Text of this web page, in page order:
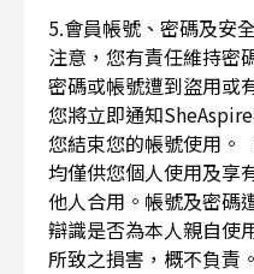
5.會員帳號、密碼及安
注意，您有責任維持密
密碼或帳號遭到盜用或
您將立即通知
您結束您的帳號使用。
均僅供您個人使用及享
他人合用。帳號及密碼
辯識是否為本人親自使
所致之損害，概不負責。